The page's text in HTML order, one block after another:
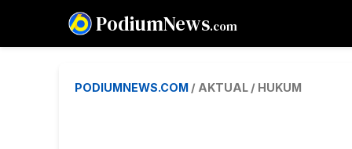
PodiumNews.com
PODIUMNEWS.COM / AKTUAL / HUKUM